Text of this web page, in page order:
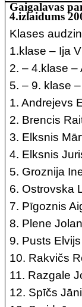
Gaigalavas
4.izlaidums
Klases
1.klase – Ija
2. – 4.klase –
5. – 9. klase
1. Andrejevs
2. Brencis
3. Elksnis
4. Elksnis
5. Groznija
6. Ostrovska
7. Pīgoznis
8. Plene
9. Pusts Elvijs
10. Rakvičs
11. Razgale
12. Spīčs